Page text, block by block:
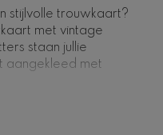
stijlvolle trouwkaart?
met vintage
staan jullie
aangekleed met